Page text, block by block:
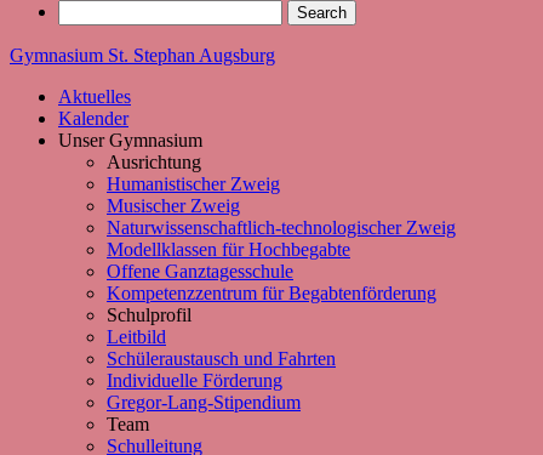
Gymnasium St. Stephan Augsburg
Aktuelles
Kalender
Unser Gymnasium
Ausrichtung
Humanistischer Zweig
Musischer Zweig
Naturwissenschaftlich-technologischer Zweig
Modellklassen für Hochbegabte
Offene Ganztagesschule
Kompetenzzentrum für Begabtenförderung
Schulprofil
Leitbild
Schüleraustausch und Fahrten
Individuelle Förderung
Gregor-Lang-Stipendium
Team
Schulleitung